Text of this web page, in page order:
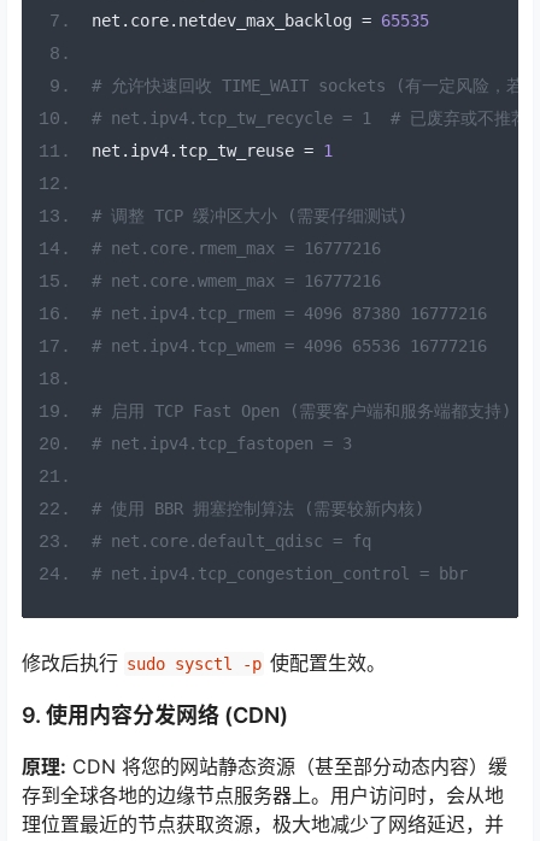
net . core. netdev_max_backlog = 65535
# 允许快速回收 TIME_WAIT sockets (有一定风险，若
# net.ipv4.tcp_tw_recycle = 1  # 已废弃或不推荐
net . ipv4. tcp_tw_reuse = 1
# 调整 TCP 缓冲区大小 (需要仔细测试)
# net.core.rmem_max = 16777216
# net.core.wmem_max = 16777216
# net.ipv4.tcp_rmem = 4096 87380 16777216
# net.ipv4.tcp_wmem = 4096 65536 16777216
# 启用 TCP Fast Open (需要客户端和服务端都支持)
# net.ipv4.tcp_fastopen = 3
# 使用 BBR 拥塞控制算法 (需要较新内核)
# net.core.default_qdisc = fq
# net.ipv4.tcp_congestion_control = bbr
修改后执行 sudo sysctl -p 使配置生效。
9. 使用内容分发网络 (CDN)
原理: CDN 将您的网站静态资源（甚至部分动态内容）缓
存到全球各地的边缘节点服务器上。用户访问时，会从地
理位置最近的节点获取资源，极大地减少了网络延迟，并